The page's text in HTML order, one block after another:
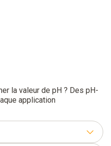
la valeur de pH ? Des pH-
application